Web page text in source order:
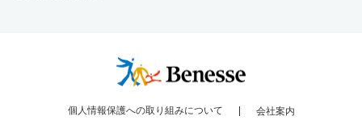
個人情報保護への取り組みについて 会社案内